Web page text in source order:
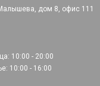
Малышева, дом 8, офис 111
10:00 - 20:00
10:00 - 16:00